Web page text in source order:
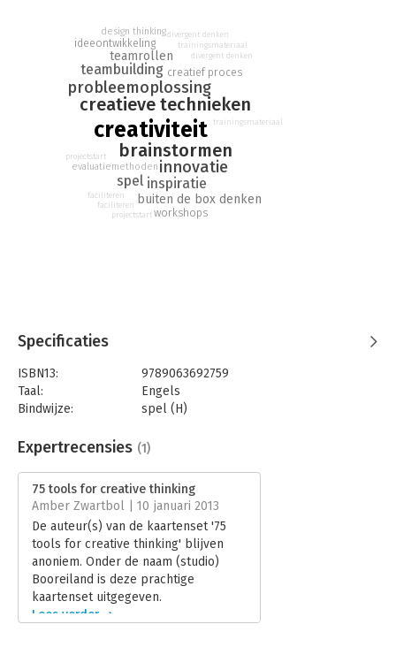
verdere uitleg over hoe u de kaartenset het meest effectief
kunt gebruiken.
'75 Tools for Creative Thinking' kan worden gebruikt in teams
op het werk, tijdens een cursus of workshop en gewoon voor u
creativiteit
creatieve technieken
brainstormen
probleemoplossing
innovatie
inspiratie
teambuilding
spel
teamrollen
buiten de box denken
creatief proces
workshops
ideeontwikkeling
evaluatiemethoden
design thinkingdivergent denken
projectstart
faciliteren
trainingsmateriaal
divergent denken
projectstart
faciliteren
trainingsmateriaal
Specificaties
ISBN13:
9789063692759
Taal:
Engels
Bindwijze:
spel (H)
Uitgever:
BIS Publishers BV
Verschijningsdatum:
19-11-2014
Hoofdrubriek: Persoonlijke effectiviteit
Expertrecensies (1)
75 tools for creative thinking
Amber Zwartbol | 10 januari 2013
De auteur(s) van de kaartenset '75
tools for creative thinking' blijven
anoniem. Onder de naam (studio)
Booreiland is deze prachtige
kaartenset uitgegeven.
Lees verder